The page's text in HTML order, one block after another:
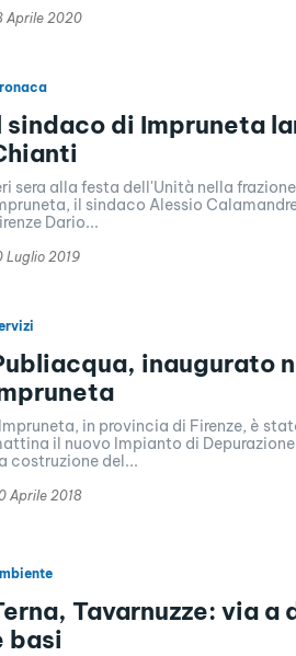
Aprile 2020
sindaco di Impruneta
sera alla festa dell'Unità nella
il sindaco Alessio
Dario...
Luglio 2019
inaugurato
in provincia di Firenze, è
il nuovo Impianto di
costruzione del...
Aprile 2018
Tavarnuzze: via
basi